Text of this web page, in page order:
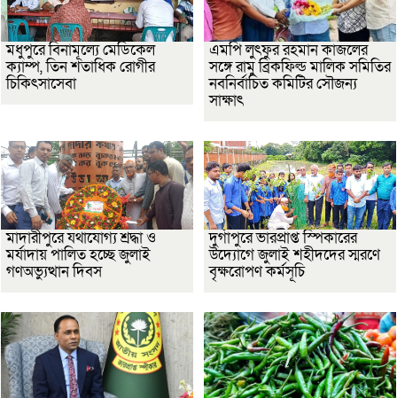
মধুপুরে বিনামূল্যে মেডিকেল
ক্যাম্প, তিন শতাধিক রোগীর
চিকিৎসাসেবা
এমপি লুৎফুর রহমান কাজলের
সঙ্গে রামু ব্রিকফিল্ড মালিক সমিতির
নবনির্বাচিত কমিটির সৌজন্য
সাক্ষাৎ
মাদারীপুরে যথাযোগ্য শ্রদ্ধা ও
মর্যাদায় পালিত হচ্ছে জুলাই
গণঅভ্যুত্থান দিবস
দুর্গাপুরে ভারপ্রাপ্ত স্পিকারের
উদ্যোগে জুলাই শহীদদের স্মরণে
বৃক্ষরোপণ কর্মসূচি